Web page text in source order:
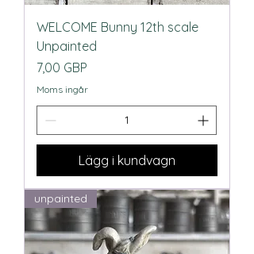
WELCOME Bunny 12th scale
Unpainted
Pris
7,00 GBP
Moms ingår
Lägg i kundvagn
unpainted